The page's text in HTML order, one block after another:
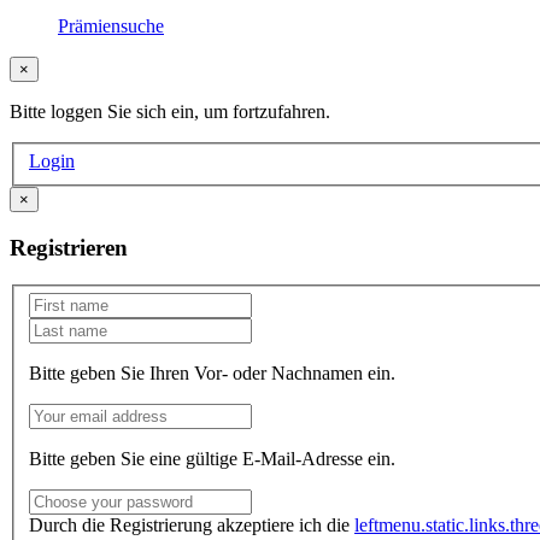
Prämiensuche
×
Bitte loggen Sie sich ein, um fortzufahren.
Login
×
Registrieren
Bitte geben Sie Ihren Vor- oder Nachnamen ein.
Bitte geben Sie eine gültige E-Mail-Adresse ein.
Durch die Registrierung akzeptiere ich die